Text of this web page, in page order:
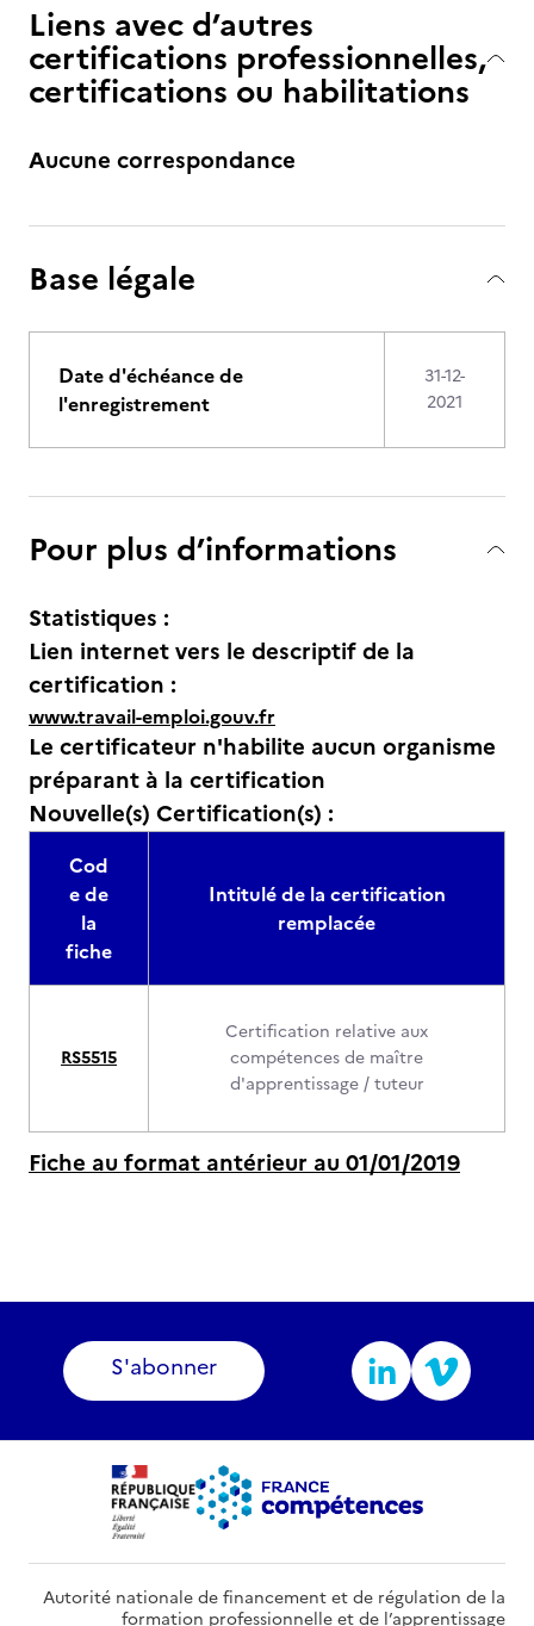
Liens avec d’autres
certifications professionnelles,
certifications ou habilitations
Aucune correspondance
Base légale
Date d'échéance de
l'enregistrement
31-12-
2021
Pour plus d’informations
Statistiques :
Lien internet vers le descriptif de la
certification :
www.travail-emploi.gouv.fr
Le certificateur n'habilite aucun organisme
préparant à la certification
Nouvelle(s) Certification(s) :
Cod
e de
la
fiche
Intitulé de la certification
remplacée
RS5515
Certification relative aux
compétences de maître
d'apprentissage / tuteur
Fiche au format antérieur au 01/01/2019
S'abonner
Autorité nationale de financement et de régulation de la
formation professionnelle et de l’apprentissage